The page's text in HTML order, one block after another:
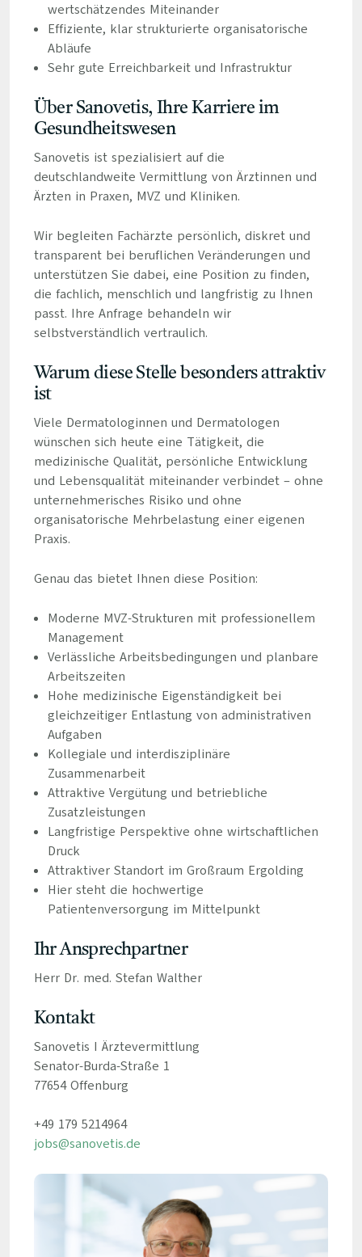
wertschätzendes Miteinander
Effiziente, klar strukturierte organisatorische
Abläufe
Sehr gute Erreichbarkeit und Infrastruktur
Über Sanovetis, Ihre Karriere im
Gesundheitswesen
Sanovetis ist spezialisiert auf die
deutschlandweite Vermittlung von Ärztinnen und
Ärzten in Praxen, MVZ und Kliniken.
Wir begleiten Fachärzte persönlich, diskret und
transparent bei beruflichen Veränderungen und
unterstützen Sie dabei, eine Position zu finden,
die fachlich, menschlich und langfristig zu Ihnen
passt. Ihre Anfrage behandeln wir
selbstverständlich vertraulich.
Warum diese Stelle besonders attraktiv
ist
Viele Dermatologinnen und Dermatologen
wünschen sich heute eine Tätigkeit, die
medizinische Qualität, persönliche Entwicklung
und Lebensqualität miteinander verbindet – ohne
unternehmerisches Risiko und ohne
organisatorische Mehrbelastung einer eigenen
Praxis.
Genau das bietet Ihnen diese Position:
Moderne MVZ-Strukturen mit professionellem
Management
Verlässliche Arbeitsbedingungen und planbare
Arbeitszeiten
Hohe medizinische Eigenständigkeit bei
gleichzeitiger Entlastung von administrativen
Aufgaben
Kollegiale und interdisziplinäre
Zusammenarbeit
Attraktive Vergütung und betriebliche
Zusatzleistungen
Langfristige Perspektive ohne wirtschaftlichen
Druck
Attraktiver Standort im Großraum Ergolding
Hier steht die hochwertige
Patientenversorgung im Mittelpunkt
Ihr Ansprechpartner
Herr Dr. med. Stefan Walther
Kontakt
Sanovetis I Ärztevermittlung
Senator-Burda-Straße 1
77654 Offenburg
+49 179 5214964
jobs@sanovetis.de